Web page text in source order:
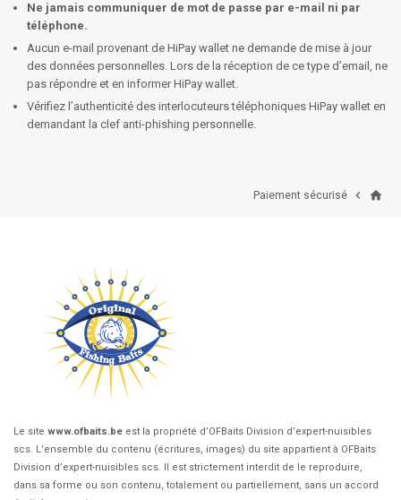
Ne jamais communiquer de mot de passe par e-mail ni par
téléphone.
Aucun e-mail provenant de HiPay wallet ne demande de mise à jour
des données personnelles. Lors de la réception de ce type d’email, ne
pas répondre et en informer HiPay wallet.
Vérifiez l’authenticité des interlocuteurs téléphoniques HiPay wallet en
demandant la clef anti-phishing personnelle.
home

Paiement sécurisé
Le site www.ofbaits.be est la propriété d’OFBaits Division d’expert-nuisibles
scs. L’ensemble du contenu (écritures, images) du site appartient à OFBaits
Division d’expert-nuisibles scs. Il est strictement interdit de le reproduire,
dans sa forme ou son contenu, totalement ou partiellement, sans un accord